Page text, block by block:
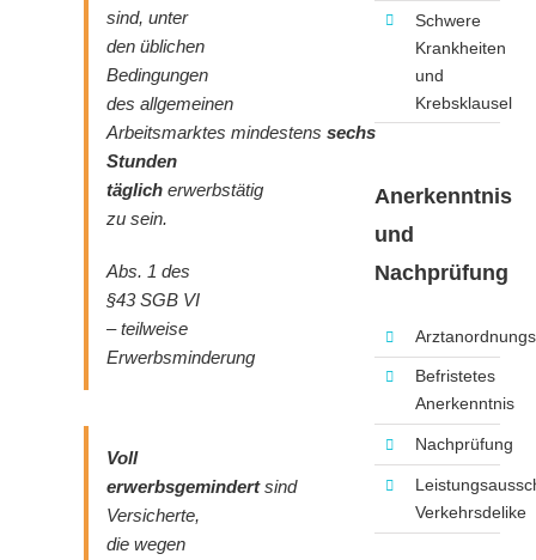
sind, unter
den üblichen
Bedingungen
des allgemeinen
Arbeitsmarktes mindestens sechs
Stunden
täglicherwerbstätig
zu sein.
Abs. 1 des
§43 SGB VI
– teilweise
Erwerbsminderung
Voll
erwerbsgemindertsind
Versicherte,
die wegen
Schwere
Krankheiten
und
Krebsklausel
Anerkenntnis
und
Nachprüfung
Befristetes
Anerkenntnis
Nachprüfung
Verkehrsdelike